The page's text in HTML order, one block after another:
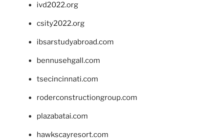
ivd2022.org
csity2022.org
ibsarstudyabroad.com
bennusehgall.com
tsecincinnati.com
roderconstructiongroup.com
plazabatai.com
hawkscayresort.com